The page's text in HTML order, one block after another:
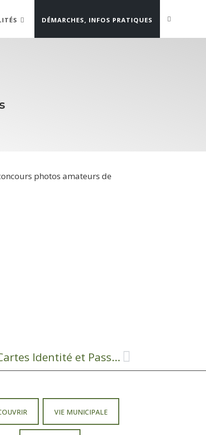
DÉMARCHES, INFOS PRATIQUES
photos amateurs de
Etablissement titres identité (Cartes Identité et Passeports)
VIE MUNICIPALE